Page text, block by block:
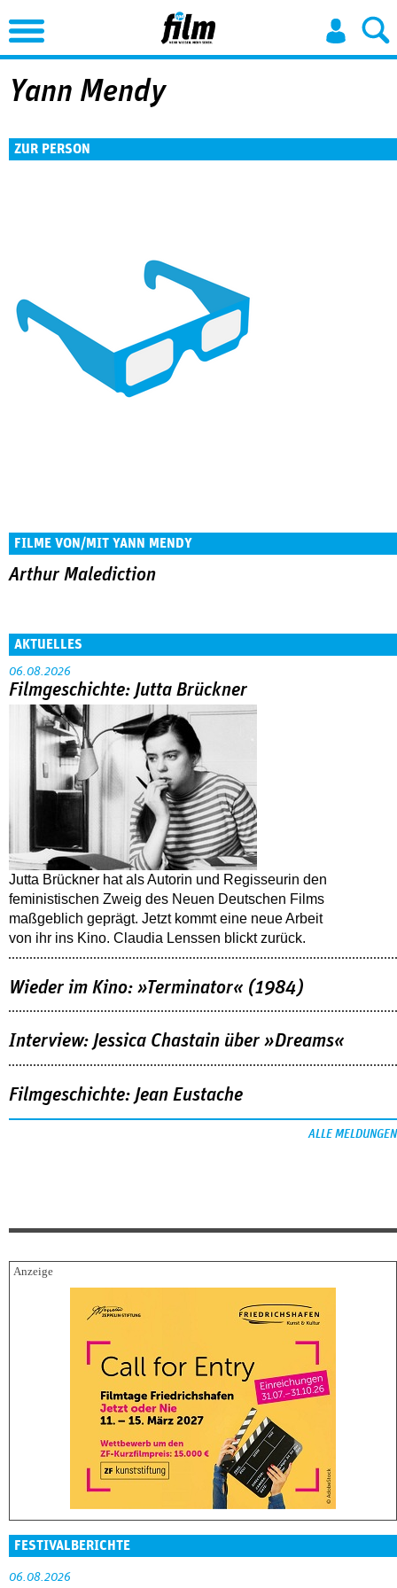
Jump to Navigation
Yann Mendy
ZUR PERSON
FILME VON/MIT YANN MENDY
Arthur Malediction
AKTUELLES
06.08.2026
Filmgeschichte: Jutta Brückner
Jutta Brückner hat als Autorin und Regisseurin den
feministischen Zweig des Neuen Deutschen Films
maßgeblich geprägt. Jetzt kommt eine neue Arbeit
von ihr ins Kino. Claudia Lenssen blickt zurück.
Wieder im Kino: »Terminator« (1984)
Interview: Jessica Chastain über »Dreams«
Filmgeschichte: Jean Eustache
ALLE MELDUNGEN
FESTIVALBERICHTE
06.08.2026